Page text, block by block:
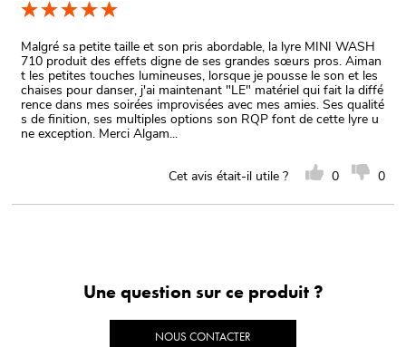
Malgré sa petite taille et son pris abordable, la lyre MINI WASH
710 produit des effets digne de ses grandes sœurs pros. Aiman
t les petites touches lumineuses, lorsque je pousse le son et les
chaises pour danser, j'ai maintenant "LE" matériel qui fait la diffé
rence dans mes soirées improvisées avec mes amies. Ses qualité
s de finition, ses multiples options son RQP font de cette lyre u
ne exception. Merci Algam...
Cet avis était-il utile ? 0 0
Une question sur ce produit ?
NOUS CONTACTER